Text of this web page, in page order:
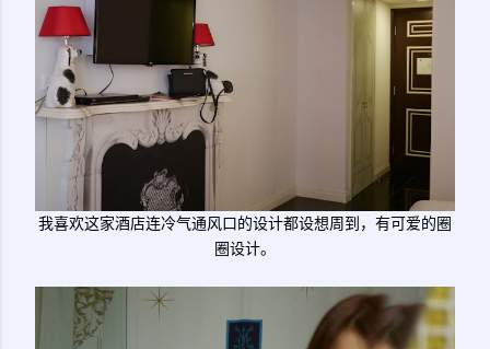
我喜欢这家酒店连冷气通风口的设计都设想周到，有可爱的圈
圈设计。